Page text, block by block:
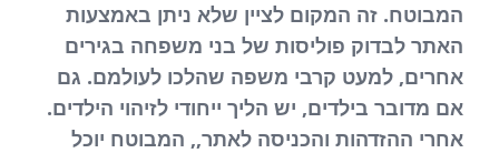
המבוטח. זה המקום לציין שלא ניתן באמצעות
האתר לבדוק פוליסות של בני משפחה בגירים
אחרים, למעט קרבי משפה שהלכו לעולמם. גם
אם מדובר בילדים, יש הליך ייחודי לזיהוי הילדים.
אחרי ההזדהות והכניסה לאתר,, המבוטח יוכל